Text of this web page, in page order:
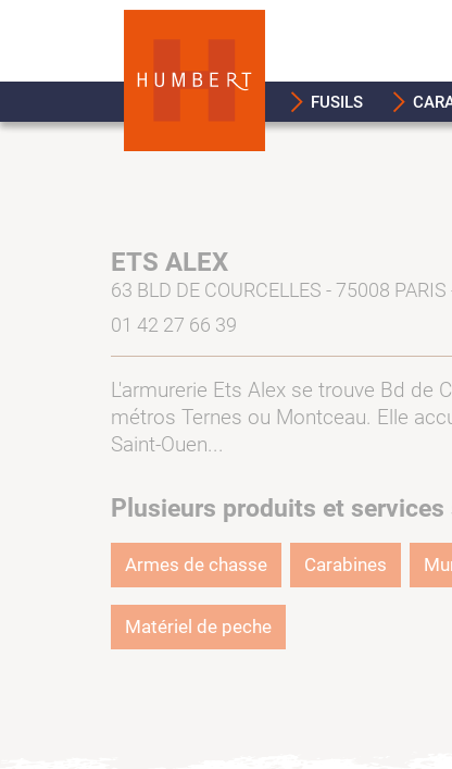
FUSILS
ETS ALEX
63 BLD DE COURCELLES - 75008 PARIS
01 42 27 66 39
L'armurerie Ets Alex se trouve Bd de
métros Ternes ou Montceau. Elle
Saint-Ouen...
Plusieurs produits et
Armes de chasse Carabines
Matériel de peche